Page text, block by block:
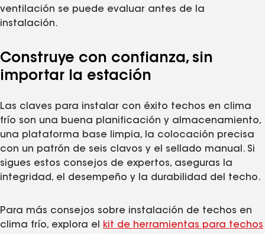
ventilación se puede evaluar antes de la
instalación.
Construye con confianza, sin
importar la estación
Las claves para instalar con éxito techos en clima
frío son una buena planificación y almacenamiento,
una plataforma base limpia, la colocación precisa
con un patrón de seis clavos y el sellado manual. Si
sigues estos consejos de expertos, aseguras la
integridad, el desempeño y la durabilidad del techo.
Para más consejos sobre instalación de techos en
clima frío, explora el ​​​​​​​kit de herramientas para techos